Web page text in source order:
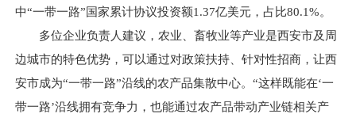
中“一带一路”国家累计协议投资额1.37亿美元，占比80.1%。
多位企业负责人建议，农业、畜牧业等产业是西安市及周
边城市的特色优势，可以通过对政策扶持、针对性招商，让西
安市成为“一带一路”沿线的农产品集散中心。“这样既能在‘一
带一路’沿线拥有竞争力，也能通过农产品带动产业链相关产